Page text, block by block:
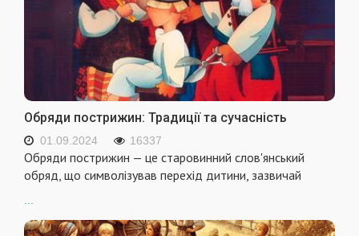
Обряди пострижин: Традиції та сучасність
01.09.2024 16337
Обряди пострижин — це старовинний слов'янський
обряд, що символізував перехід дитини, зазвичай